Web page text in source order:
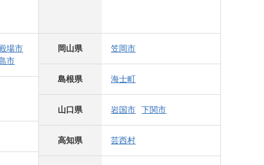
場市
市
岡山県 笠岡市
島根県 海士町
山口県 岩国市 下関市
高知県 芸西村